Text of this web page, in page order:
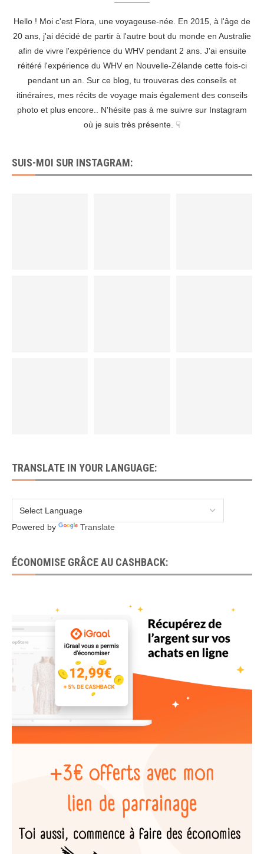
Hello ! Moi c'est Flora, une voyageuse-née. En 2015, à l'âge de
20 ans, j'ai décidé de partir à l'autre bout du monde en Australie
afin de vivre l'expérience du WHV pendant 2 ans. J'ai ensuite
réitéré l'expérience du WHV en Nouvelle-Zélande cette fois-ci
pendant un an. Sur ce blog, tu trouveras des conseils et
itinéraires, mes récits de voyage mais également des conseils
photo et plus encore.. N'hésite pas à me suivre sur Instagram
où je suis très présente. ☟
SUIS-MOI SUR INSTAGRAM:
TRANSLATE IN YOUR LANGUAGE:
Powered by Translate
ÉCONOMISE GRÂCE AU CASHBACK: